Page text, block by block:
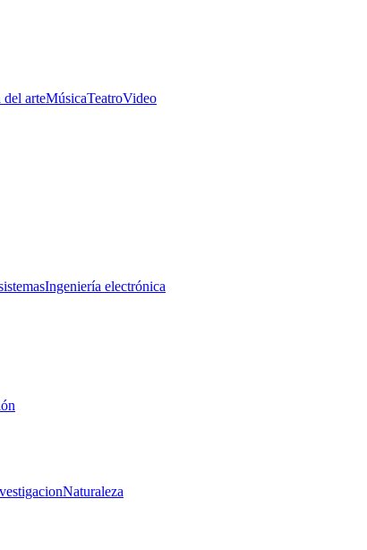
arteMúsicaTeatroVideo
Ingeniería electrónica
Naturaleza